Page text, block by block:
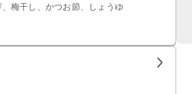
梅干し、かつお節、しょうゆ